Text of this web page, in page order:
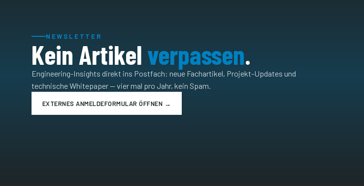
NEWSLETTER
Kein Artikel verpassen.
Engineering-Insights direkt ins Postfach: neue Fachartikel, Projekt-Updates und
technische Whitepaper — vier mal pro Jahr, kein Spam.
EXTERNES ANMELDEFORMULAR ÖFFNEN →